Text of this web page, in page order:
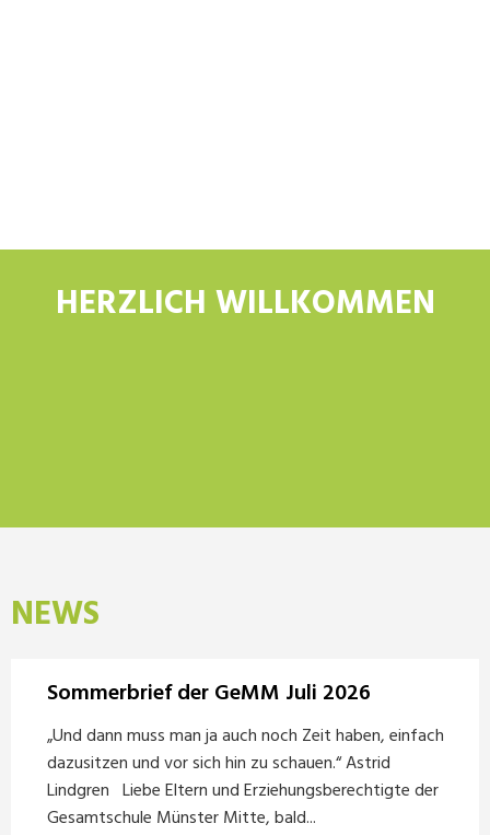
HERZLICH WILLKOMMEN
NEWS
Sommerbrief der GeMM Juli 2026
„Und dann muss man ja auch noch Zeit haben, einfach
dazusitzen und vor sich hin zu schauen.“ Astrid
Lindgren Liebe Eltern und Erziehungsberechtigte der
Gesamtschule Münster Mitte, bald...